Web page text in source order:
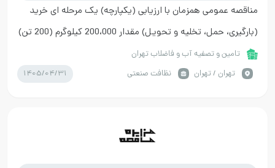
مناقصه عمومی همزمان با ارزیابی (یکپارچه) یک مرحله ای خرید
(بارگیری، حمل، تخلیه ‏و تحویل) مقدار 200،000 کیلوگرم (200 تن)
پودر پرکلرین با درجه خلوص حداقل 65 درصد
تامین و تصفیه آب و فاضلاب تهران
تهران / تهران
نظافت صنعتی 1405/04/31